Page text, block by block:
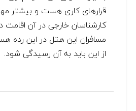
قرارهای کاری هست و بیشتر
کارشناسان خارجی در آن اقامت
مسافران این هتل در این رده
از این باید به آن رسیدگی شود.